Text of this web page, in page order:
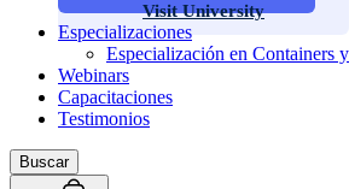
Visit University
Especializaciones
Especialización en Containers
Webinars
Capacitaciones
Testimonios
Buscar